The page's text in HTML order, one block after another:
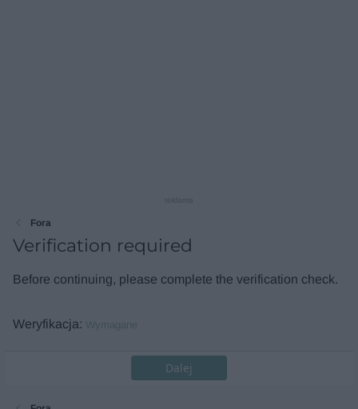
Fora
Verification required
Before continuing, please complete the verification check.
Weryfikacja Wymagane
Dalej